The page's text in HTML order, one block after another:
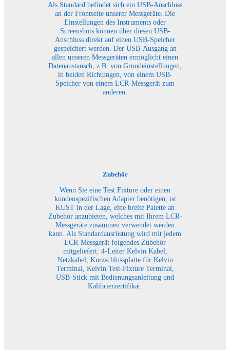
Als Standard befindet sich ein USB-Anschluss
an der Frontseite unserer Messgeräte. Die
Einstellungen des Instruments oder
Screenshots können über diesen USB-
Anschluss direkt auf einen USB-Speicher
gespeichert werden. Der USB-Ausgang an
allen unseren Messgeräten ermöglicht einen
Datenaustausch, z.B. von Grundeinstellungen,
in beiden Richtungen, von einem USB-
Speicher von einem LCR-Messgerät zum
anderen.
Zubehör
Wenn Sie eine Test Fixture oder einen
kundenspezifischen Adapter benötigen, ist
KUST in der Lage, eine breite Palette an
Zubehör anzubieten, welches mit Ihrem LCR-
Messgeräte zusammen verwendet werden
kann. Als Standardausrüstung wird mit jedem
LCR-Messgerät folgendes Zubehör
mitgeliefert: 4-Leiter Kelvin Kabel,
Netzkabel, Kurzschlussplatte für Kelvin
Terminal, Kelvin Test-Fixture Terminal,
USB-Stick mit Bedienungsanleitung und
Kalibrierzertifikat.